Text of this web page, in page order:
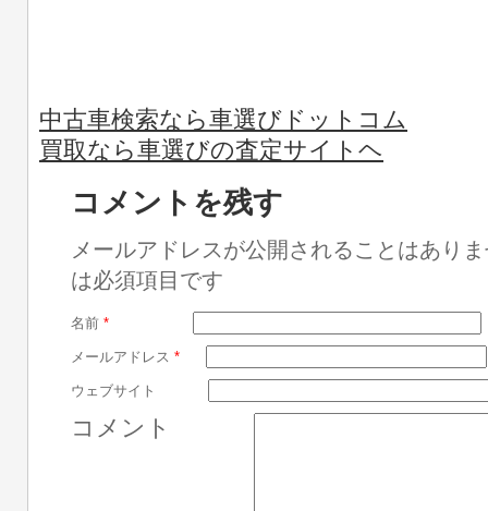
中古車検索なら車選びドットコム
買取なら車選びの査定サイトヘ
コメントを残す
メールアドレスが公開されることはあり
は必須項目です
名前 *
メールアドレス *
ウェブサイト
コメント